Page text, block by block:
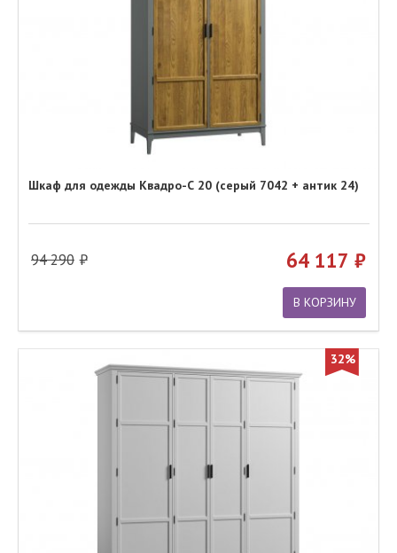
Шкаф для одежды Квадро-С 20 (серый 7042 + антик 24)
94 290 64 117
В КОРЗИНУ
32%